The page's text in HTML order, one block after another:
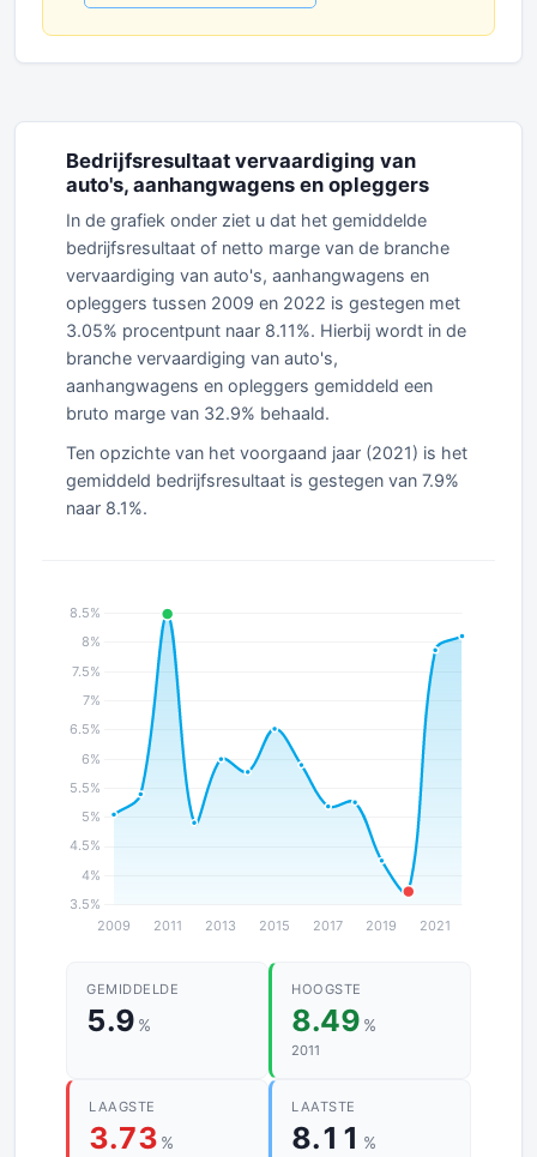
Bedrijfsresultaat vervaardiging van
auto's, aanhangwagens en opleggers
In de grafiek onder ziet u dat het gemiddelde
bedrijfsresultaat of netto marge van de branche
vervaardiging van auto's, aanhangwagens en
opleggers tussen 2009 en 2022 is gestegen met
3.05% procentpunt naar 8.11%. Hierbij wordt in de
branche vervaardiging van auto's,
aanhangwagens en opleggers gemiddeld een
bruto marge van 32.9% behaald.
Ten opzichte van het voorgaand jaar (2021) is het
gemiddeld bedrijfsresultaat is gestegen van 7.9%
naar 8.1%.
GEMIDDELDE
5.9 %
HOOGSTE
8.49 %
2011
LAAGSTE
3.73 %
LAATSTE
8.11 %